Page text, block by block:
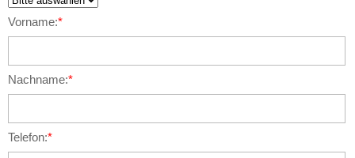
Vorname:*
Nachname:*
Telefon:*